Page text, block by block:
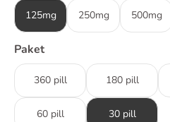
125mg 250mg 500mg
Paket
360 pill 180 pill
60 pill 30 pill